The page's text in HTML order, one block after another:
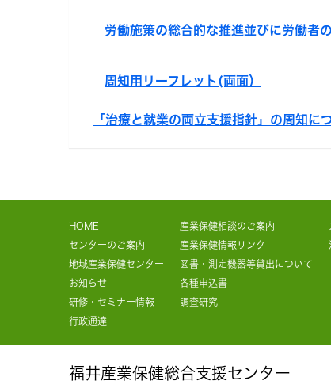
労働施策の総合的な推進並びに労働者
周知用リーフレット(両面）
「治療と就業の両立支援指針」の周知に
HOME
センターのご案内
地域産業保健センター
お知らせ
研修・セミナー情報
行政通達
産業保健相談のご案内
産業保健情報リンク
図書・測定機器等貸出について
各種申込書
調査研究
福井産業保健総合支援センター